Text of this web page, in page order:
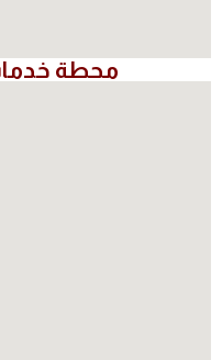
محطة